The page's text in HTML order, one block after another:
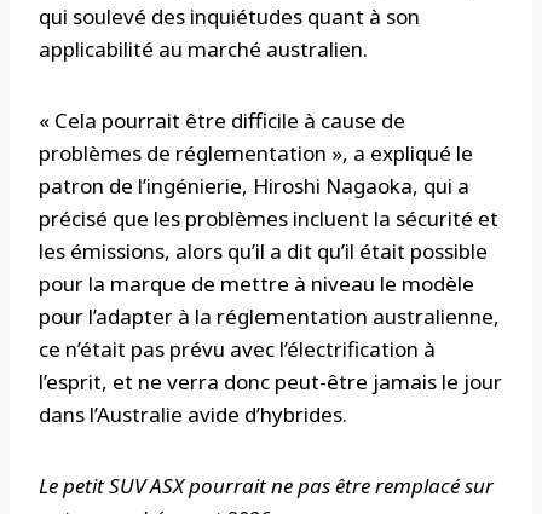
qui soulevé des inquiétudes quant à son
applicabilité au marché australien.
« Cela pourrait être difficile à cause de
problèmes de réglementation », a expliqué le
patron de l’ingénierie, Hiroshi Nagaoka, qui a
précisé que les problèmes incluent la sécurité et
les émissions, alors qu’il a dit qu’il était possible
pour la marque de mettre à niveau le modèle
pour l’adapter à la réglementation australienne,
ce n’était pas prévu avec l’électrification à
l’esprit, et ne verra donc peut-être jamais le jour
dans l’Australie avide d’hybrides.
Le petit SUV ASX pourrait ne pas être remplacé sur